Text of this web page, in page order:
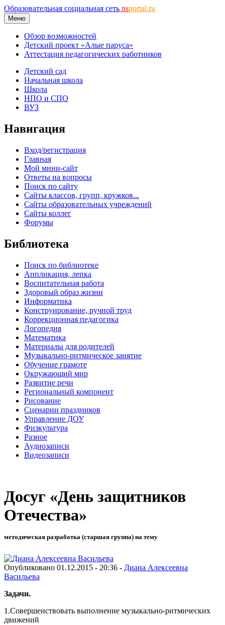
Образовательная социальная сеть nsportal.ru
Меню
Обзор возможностей
Детский проект «Алые паруса»
Аттестация педагогических работников
Детский сад
Начальная школа
Школа
НПО и СПО
ВУЗ
Навигация
Вход/регистрация
Главная
Мой мини-сайт
Ответы на вопросы
Поиск по сайту
Сайты классов, групп, кружков...
Сайты образовательных учреждений
Сайты коллег
Форумы
Библиотека
Поиск по библиотеке
Аппликация, лепка
Воспитательная работа
Здоровый образ жизни
Информатика
Конструирование, ручной труд
Коррекционная педагогика
Логопедия
Математика
Материалы для родителей
Музыкально-ритмическое занятие
Обучение грамоте
Окружающий мир
Развитие речи
Региональный компонент
Рисование
Сценарии праздников
Управление ДОУ
Физкультура
Разное
Аудиозаписи
Видеозаписи
Досуг «День защитников
Отечества»
методическая разработка (старшая группа) на тему
Опубликовано 01.12.2015 - 20:36 - Диана Алексеевна
Васильева
Задачи.
1.Совершенствовать выполнение музыкально-ритмических
движений